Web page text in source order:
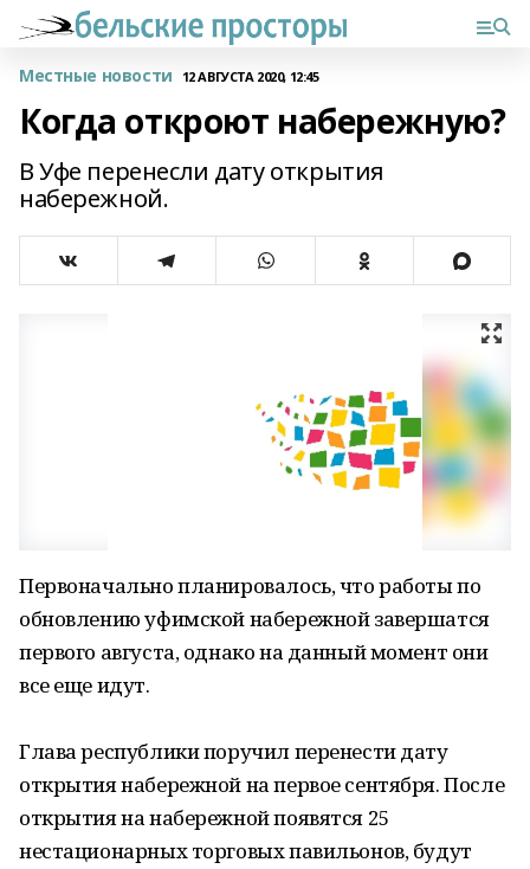
Местные новости 12 АВГУСТА 2020, 12:45
Когда откроют набережную?
В Уфе перенесли дату открытия
набережной.
Первоначально планировалось, что работы по
обновлению уфимской набережной завершатся
первого августа, однако на данный момент они
все еще идут.
Глава республики поручил перенести дату
открытия набережной на первое сентября. После
открытия на набережной появятся 25
нестационарных торговых павильонов, будут